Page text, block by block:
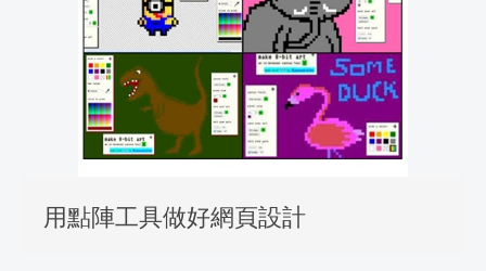
用點陣工具做好網頁設計